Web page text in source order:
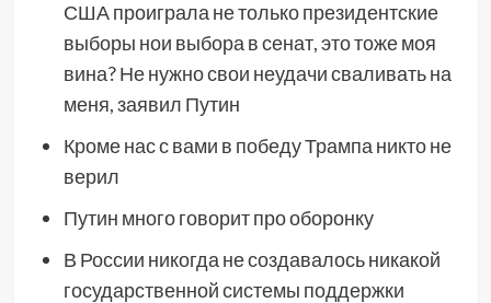
США проиграла не только президентские
выборы нои выбора в сенат, это тоже моя
вина? Не нужно свои неудачи сваливать на
меня, заявил Путин
Кроме нас с вами в победу Трампа никто не
верил
Путин много говорит про оборонку
В России никогда не создавалось никакой
государственной системы поддержки